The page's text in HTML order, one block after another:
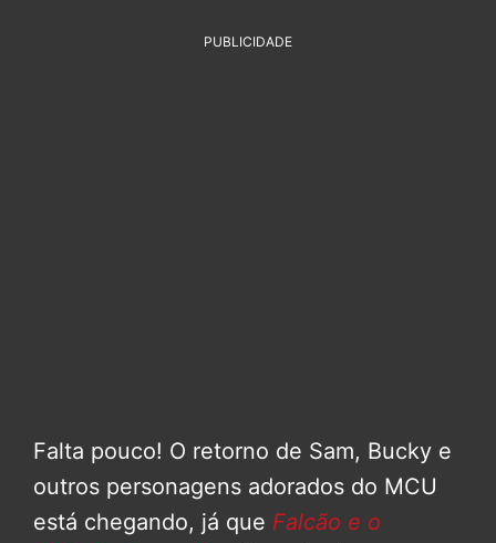
PUBLICIDADE
Falta pouco! O retorno de Sam, Bucky e
outros personagens adorados do MCU
está chegando, já que Falcão e o